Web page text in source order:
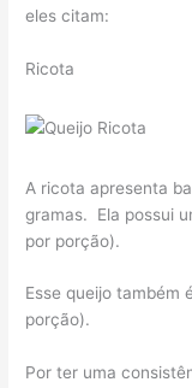
eles citam:
Ricota
A ricota apresenta
gramas. Ela possui
por porção).
Esse queijo também
porção).
Por ter uma